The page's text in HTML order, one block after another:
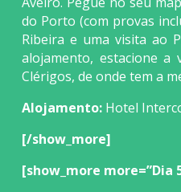
do Porto (com provas
Ribeira e uma visita ao
alojamento, estacione
Clérigos, de onde tem a
Alojamento: Hotel
[/show_more]
[show_more more=”Dia